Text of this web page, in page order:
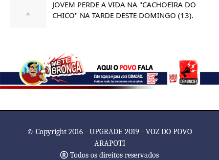
JOVEM PERDE A VIDA NA "CACHOEIRA DO
CHICO" NA TARDE DESTE DOMINGO (13).
© Copyright 2016 - UPGRADE 2019 - VOZ DO POVO
ARAPOTI
Todos os direitos reservados